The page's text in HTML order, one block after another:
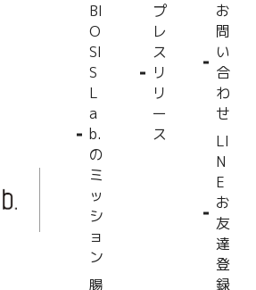
BI
O
SI
S
L
a
b.
の
ミ
ッ
シ
ョ
ン
腸
プ
レ
ス
リ
リ
ー
ス
お
問
い
合
わ
せ
LI
N
E
お
友
達
登
録